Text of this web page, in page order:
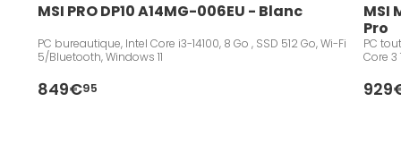
MSI PRO DP10 A14MG-006EU - Blanc
PC bureautique, Intel Core i3-14100, 8 Go , SSD 512 Go, Wi-Fi
5/Bluetooth, Windows 11
849€95
MSI
Pro
PC
Core 3